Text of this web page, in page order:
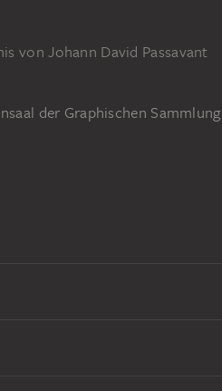
von Johann David Passavant
der Graphischen Sammlung